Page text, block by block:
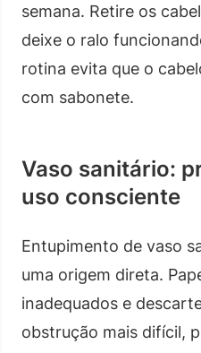
semana. Retire os
deixe o ralo
rotina evita que o
com sabonete.
Vaso sanitário:
uso consciente
Entupimento de vaso
uma origem direta.
inadequados e
obstrução mais difícil,